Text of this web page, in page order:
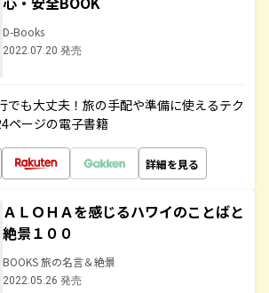
D-Books
2022.07.20 発売
でも大丈夫！旅の手配や準備に使えるテク
ページの電子書籍
詳細を見る
ＡＬＯＨＡを感じるハワイのことばと
絶景１００
BOOKS 旅の名言＆絶景
2022.05.26 発売